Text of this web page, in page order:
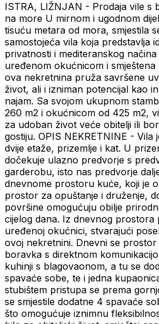
ISTRA, LIŽNJAN - Prodaja vile s
na more U mirnom i ugodnom
tisuću metara od mora, smjestila
samostojeća vila koja predstavlja
privatnosti i mediteranskog
uređenom okućnicom i
ova nekretnina pruža savršene
život, ali i izniman potencijal kao
najam. Sa svojom ukupnom
260 m2 i okućnicom od 425 m2,
za udoban život veće obitelji ili
gostiju. OPIS NEKRETNINE - Vila
dvije etaže, prizemlje i kat. U
dočekuje ulazno predvorje s
garderobu, isto nas predvorje
dnevnome prostoru kuće, koji je
prostor za opuštanje i druženje,
površine omogućuju obilje
cijelog dana. Iz dnevnog prostora
uređenoj okućnici, stvarajući
ovoj nekretnini. Dnevni se
boravka s direktnom
kuhinji s blagovaonom, a tu se
spavaće sobe, te i jedna
stubištem pristupa se prema
se smjestile dodatne 4 spavaće
što omogućuje iznimnu